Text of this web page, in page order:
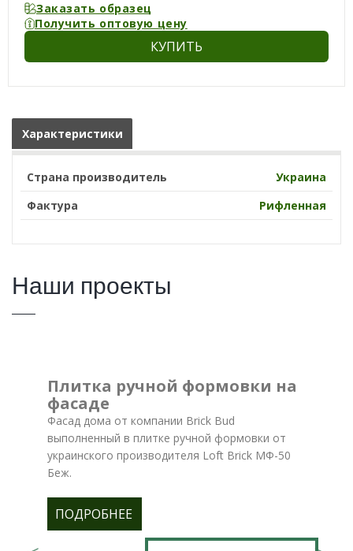
Заказать образец
Получить оптовую цену
КУПИТЬ
Характеристики
Страна производитель
Украина
Фактура
Рифленная
Наши проекты
Плитка ручной формовки на
фасаде
Фасад дома от компании Brick Bud
выполненный в плитке ручной формовки от
украинского производителя Loft Brick МФ-50
Беж.
ПОДРОБНЕЕ